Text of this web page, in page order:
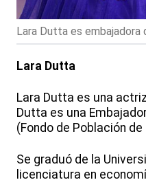
Lara Dutta es embajadora
Lara Dutta
Lara Dutta es una
Dutta es una
(Fondo de Población
Se graduó de la
licenciatura en